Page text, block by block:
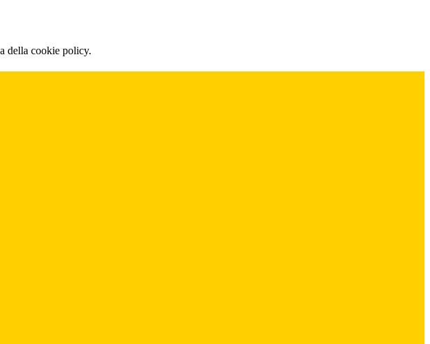
della cookie policy.